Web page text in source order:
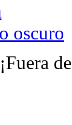
oscuro